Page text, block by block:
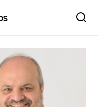
Cuando una idea
un buen negocio